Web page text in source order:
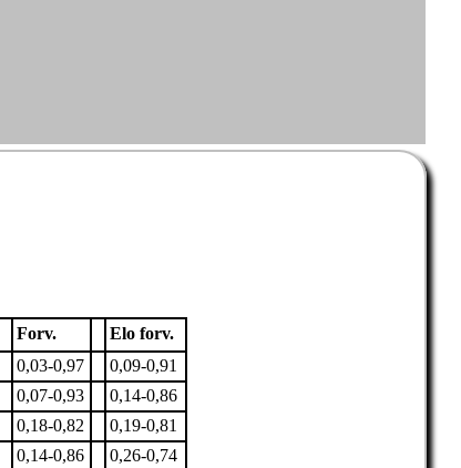
Forv.
Elo forv.
0,03-0,97
0,09-0,91
0,07-0,93
0,14-0,86
0,18-0,82
0,19-0,81
0,14-0,86
0,26-0,74